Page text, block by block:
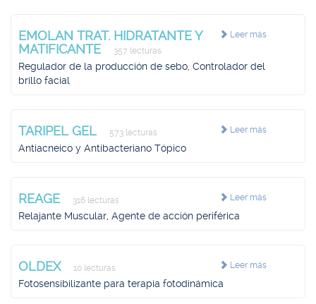
Leer más
EMOLAN TRAT. HIDRATANTE Y
MATIFICANTE
357 lecturas
Regulador de la producción de sebo, Controlador del
brillo facial
Leer más
TARIPEL GEL 573 lecturas
Antiacneico y Antibacteriano Tópico
Leer más
REAGE 316 lecturas
Relajante Muscular, Agente de acción periférica
Leer más
OLDEX 10 lecturas
Fotosensibilizante para terapia fotodinámica